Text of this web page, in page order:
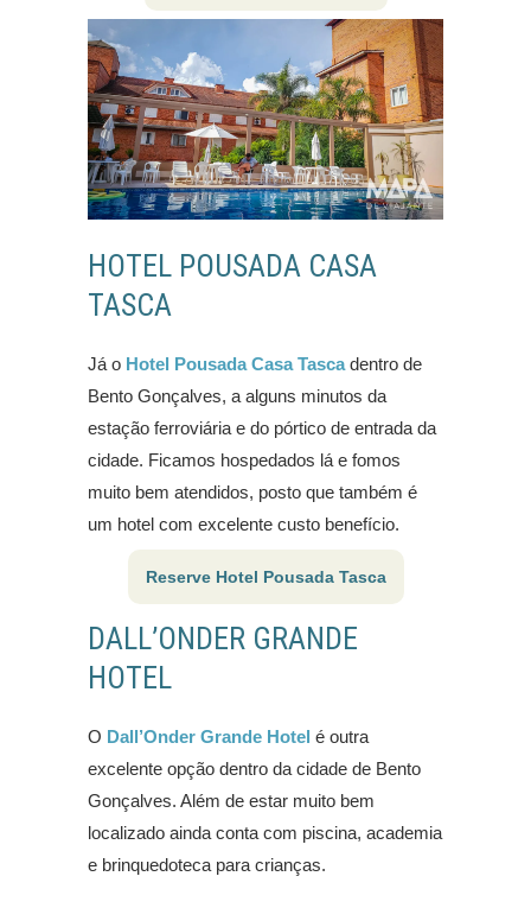
HOTEL POUSADA CASA
TASCA
Já o Hotel Pousada Casa Tascadentro de
Bento Gonçalves, a alguns minutos da
estação ferroviária e do pórtico de entrada da
cidade. Ficamos hospedados lá e fomos
muito bem atendidos, posto que também é
um hotel com excelente custo benefício.
Reserve Hotel Pousada Tasca
DALL’ONDER GRANDE
HOTEL
O Dall’Onder Grande Hotel é outra
excelente opção dentro da cidade de Bento
Gonçalves. Além de estar muito bem
localizado ainda conta com piscina, academia
e brinquedoteca para crianças.